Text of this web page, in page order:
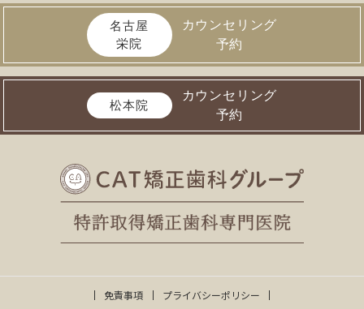
名古屋
栄院
カウンセリング
予約
松本院
カウンセリング
予約
免責事項 プライバシーポリシー